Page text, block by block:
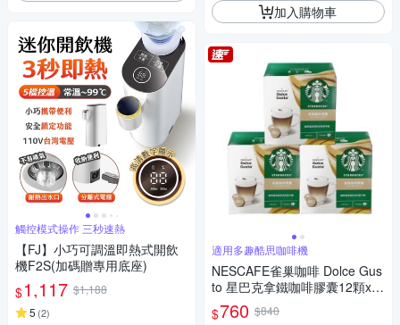
觸控模式操作 三秒速熱
【FJ】小巧可調溫即熱式開飲
機F2S(加碼贈專用底座)
$1,117 $1,188
5 (2)
加入購物車
適用多趣酷思咖啡機
NESCAFE雀巢咖啡 Dolce Gus
to 星巴克拿鐵咖啡膠囊12顆x3
盒
$760 $840